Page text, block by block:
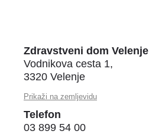
Zdravstveni dom Velenje
Vodnikova cesta 1,
3320 Velenje
Prikaži na zemljevidu
Telefon
03 899 54 00